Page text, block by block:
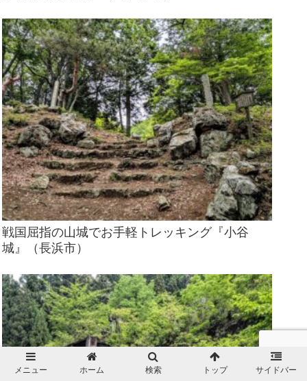
戦国屈指の山城でお手軽トレッキング『小谷
城』（長浜市）
メニュー ホーム 検索 トップ サイドバー